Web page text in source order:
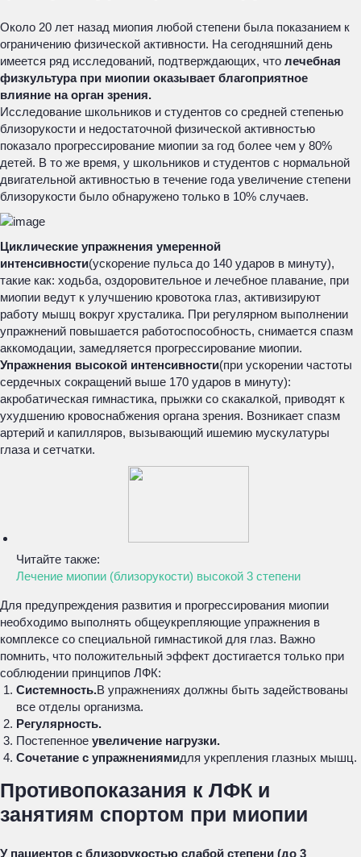
Около 20 лет назад миопия любой степени была показанием к
ограничению физической активности. На сегодняшний день
имеется ряд исследований, подтверждающих, что лечебная
физкультура при миопии оказывает благоприятное
влияние на орган зрения.
Исследование школьников и студентов со средней степенью
близорукости и недостаточной физической активностью
показало прогрессирование миопии за год более чем у 80%
детей. В то же время, у школьников и студентов с нормальной
двигательной активностью в течение года увеличение степени
близорукости было обнаружено только в 10% случаев.
Циклические упражнения умеренной
интенсивности(ускорение пульса до 140 ударов в минуту),
такие как: ходьба, оздоровительное и лечебное плавание, при
миопии ведут к улучшению кровотока глаз, активизируют
работу мышц вокруг хрусталика. При регулярном выполнении
упражнений повышается работоспособность, снимается спазм
аккомодации, замедляется прогрессирование миопии.
Упражнения высокой интенсивности(при ускорении частоты
сердечных сокращений выше 170 ударов в минуту):
акробатическая гимнастика, прыжки со скакалкой, приводят к
ухудшению кровоснабжения органа зрения. Возникает спазм
артерий и капилляров, вызывающий ишемию мускулатуры
глаза и сетчатки.
Читайте также:
Лечение миопии (близорукости) высокой 3 степени
Для предупреждения развития и прогрессирования миопии
необходимо выполнять общеукрепляющие упражнения в
комплексе со специальной гимнастикой для глаз. Важно
помнить, что положительный эффект достигается только при
соблюдении принципов ЛФК:
Системность.В упражнениях должны быть задействованы
все отделы организма.
Регулярность.
Постепенное увеличение нагрузки.
Сочетание с упражнениямидля укрепления глазных мышц.
Противопоказания к ЛФК и
занятиям спортом при миопии
У пациентов с близорукостью слабой степени (до 3